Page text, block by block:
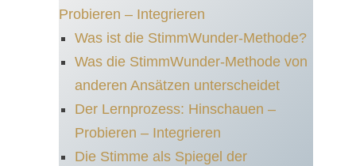
Probieren – Integrieren
Was ist die StimmWunder-Methode?
Was die StimmWunder-Methode von
anderen Ansätzen unterscheidet
Der Lernprozess: Hinschauen –
Probieren – Integrieren
Die Stimme als Spiegel der